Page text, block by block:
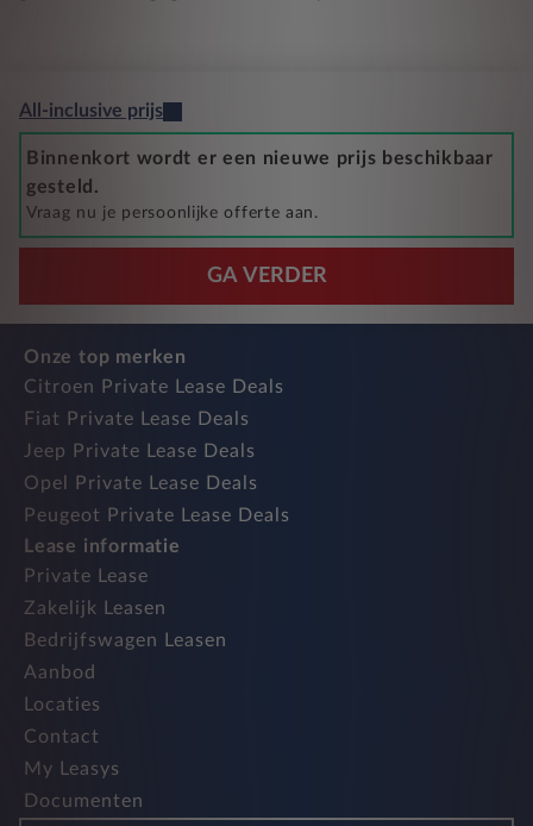
All-inclusive prijs
Binnenkort wordt er een nieuwe prijs beschikbaar
gesteld.
Vraag nu je persoonlijke offerte aan.
GA VERDER
Onze top merken
Citroen Private Lease Deals
Fiat Private Lease Deals
Jeep Private Lease Deals
Opel Private Lease Deals
Peugeot Private Lease Deals
Lease informatie
Private Lease
Zakelijk Leasen
Bedrijfswagen Leasen
Aanbod
Locaties
Contact
My Leasys
Documenten